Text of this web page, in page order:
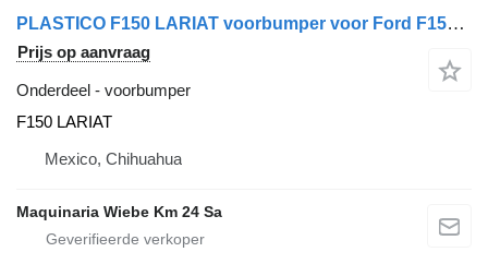
PLASTICO F150 LARIAT voorbumper voor Ford F150 LARIAT auto
Prijs op aanvraag
Onderdeel - voorbumper
F150 LARIAT
Mexico, Chihuahua
Maquinaria Wiebe Km 24 Sa